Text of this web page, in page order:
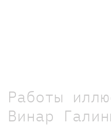
Работы
Винар